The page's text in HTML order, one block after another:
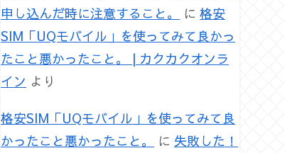
申し込んだ時に注意すること。
に 格安
SIM「UQモバイル」を使ってみて良かっ
たこと悪かったこと。 | カクカクオンラ
イン より
格安SIM「UQモバイル」を使ってみて良
かったこと悪かったこと。
に 失敗した！